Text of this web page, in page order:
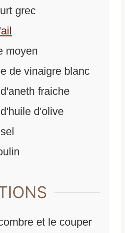
grec
moyen
de vinaigre blanc
fraiche
d'olive
et le couper